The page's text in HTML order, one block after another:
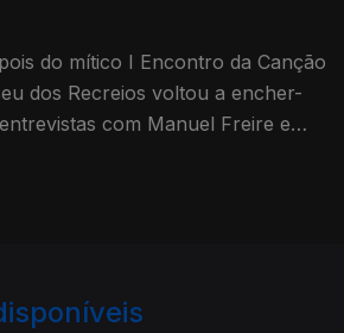
do mítico I Encontro da Canção
dos Recreios voltou a encher-
com Manuel Freire e